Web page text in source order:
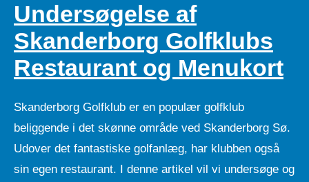
Undersøgelse af
Skanderborg Golfklubs
Restaurant og Menukort
Skanderborg Golfklub er en populær golfklub
beliggende i det skønne område ved Skanderborg Sø.
Udover det fantastiske golfanlæg, har klubben også
sin egen restaurant. I denne artikel vil vi undersøge og